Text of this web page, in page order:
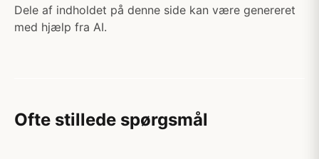
Dele af indholdet på denne side kan være genereret
med hjælp fra AI.
Ofte stillede spørgsmål